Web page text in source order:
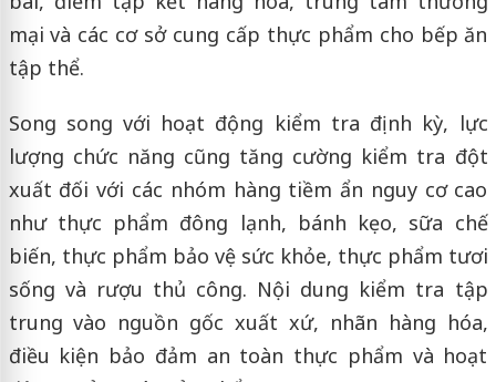
mại và các cơ sở cung cấp thực phẩm cho bếp ăn
tập thể.
Song song với hoạt động kiểm tra định kỳ, lực
lượng chức năng cũng tăng cường kiểm tra đột
xuất đối với các nhóm hàng tiềm ẩn nguy cơ cao
như thực phẩm đông lạnh, bánh kẹo, sữa chế
biến, thực phẩm bảo vệ sức khỏe, thực phẩm tươi
sống và rượu thủ công. Nội dung kiểm tra tập
trung vào nguồn gốc xuất xứ, nhãn hàng hóa,
điều kiện bảo đảm an toàn thực phẩm và hoạt